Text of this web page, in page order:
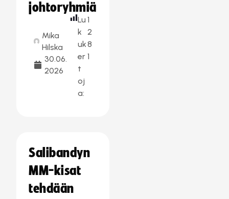
johtoryhmiä
Mika
Hilska
30.06.
2026
Lu
k
uk
er
t
oj
a:
1
2
8
1
Salibandyn
MM-kisat
tehdään